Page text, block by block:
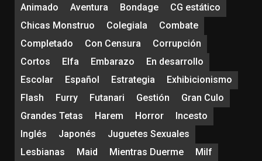
Animado
Aventura Bondage
CG estático
Chicas Monstruo
Colegiala
Combate
Completado
Con Censura
Corrupción
Cortos
Elfa Embarazo
En desarrollo
Escolar
Español Estrategia
Exhibicionismo
Flash
Furry Futanari Gestión
Gran Culo
Grandes Tetas
Harem Horror
Incesto
Inglés
Japonés
Juguetes Sexuales
Lesbianas
Maid Mientras Duerme
Milf